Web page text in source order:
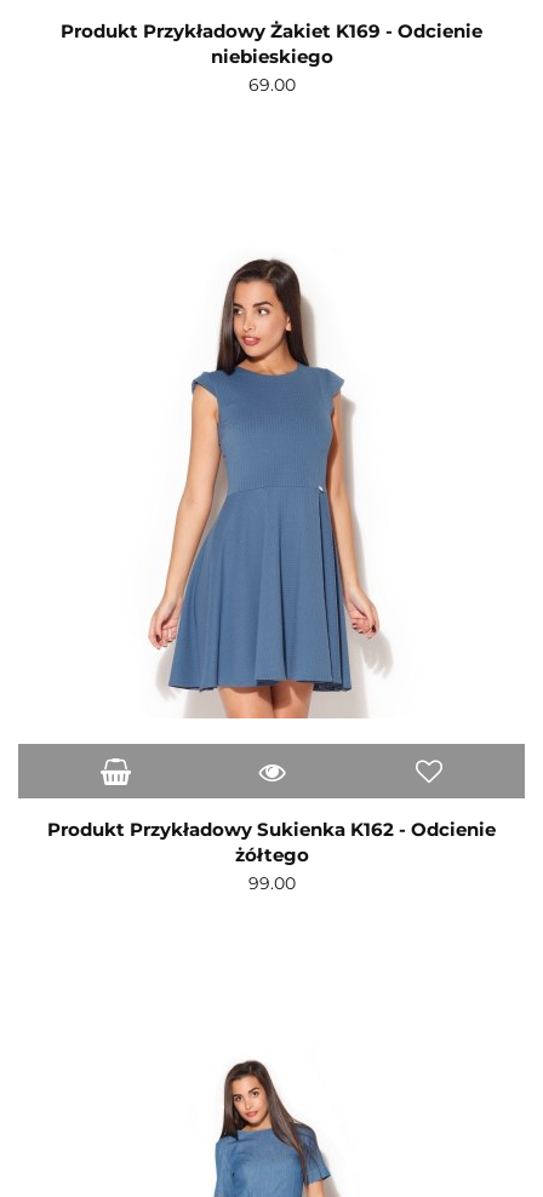
Produkt Przykładowy Żakiet K169 - Odcienie
niebieskiego
69.00
Produkt Przykładowy Sukienka K162 - Odcienie
żółtego
99.00